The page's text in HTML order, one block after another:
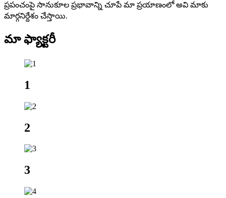
ప్రపంచంపై సానుకూల ప్రభావాన్ని చూపే మా ప్రయాణంలో అవి మాకు
మార్గనిర్దేశం చేస్తాయి.
మా ఫ్యాక్టరీ
1
2
3